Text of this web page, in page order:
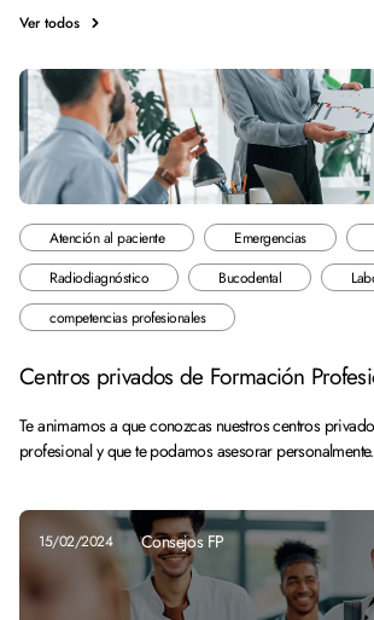
Ver todos
Atención al paciente Emergencias
Radiodiagnóstico
Bucodental
competencias profesionales
Centros privados de Formación
Te animamos a que conozcas nuestros centros
profesional y que te podamos asesorar personalmente.
15/02/2024 Consejos FP